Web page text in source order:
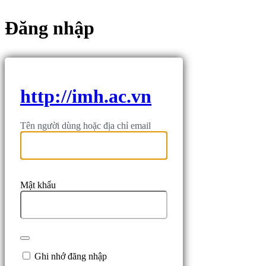
Đăng nhập
http://imh.ac.vn
Tên người dùng hoặc địa chỉ email
Mật khẩu
Ghi nhớ đăng nhập